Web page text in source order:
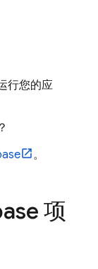
行您的应
？
。
项